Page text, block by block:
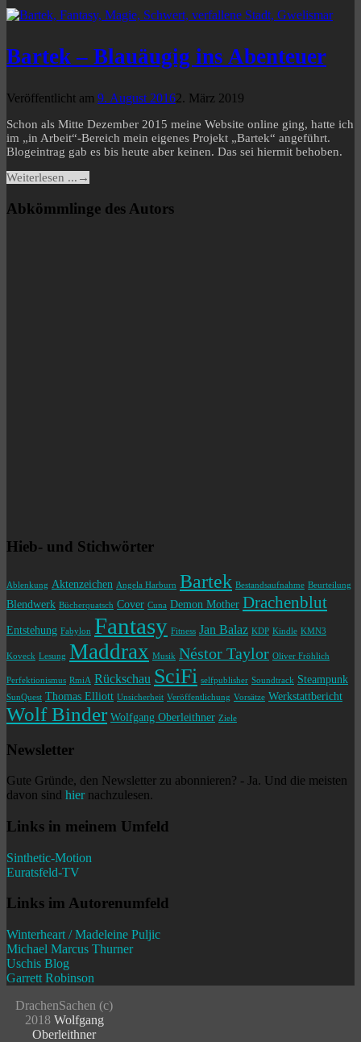
Bartek – Blauäugig ins Abenteuer
Veröffentlicht am 9. August 20162. März 2019
Schon als Mitte Dezember 2015 meine Website online ging, hatte ich
im „in Arbeit“-Bereich mein eigenes Projekt „Bartek“ angeführt.
Blogeintrag gab es bis heute aber keinen. Das sei hiermit behoben.
Weiterlesen ... →
Abkömmlinge des Autors
Hieb- und Stichwörter
Ablenkung Aktenzeichen Angela Harburn Bartek Bestandsaufnahme Beurteilung
Blendwerk Bücherquatsch Cover Cuna Demon Mother Drachenblut
Entstehung Fabylon Fantasy Fitness Jan Balaz KDP Kindle KMN3
Koveck Lesung Maddrax Musik Néstor Taylor Oliver Fröhlich
Perfektionismus RmiA Rückschau SciFi selfpublisher Soundtrack Steampunk
SunQuest Thomas Elliott Unsicherheit Veröffentlichung Vorsätze Werkstattbericht
Wolf Binder Wolfgang Oberleithner Ziele
Newsletter
Gute Gründe, den Newsletter zu abonnieren? - Ja. Und die meisten
davon sind hiernachzulesen.
Links in meinem Umfeld
Sinthetic-Motion
Euratsfeld-TV
Links im Autorenumfeld
Winterheart / Madeleine Puljic
Michael Marcus Thurner
Uschis Blog
Garrett Robinson
DrachenSachen (c)
2018 Wolfgang
Oberleithner